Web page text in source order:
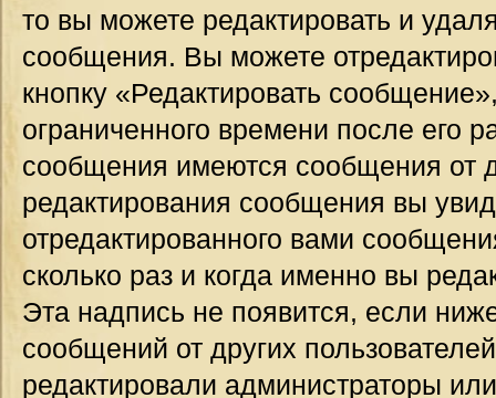
то вы можете редактировать и
сообщения. Вы можете
кнопку «Редактировать
ограниченного времени после его
сообщения имеются сообщения от
редактирования сообщения вы
отредактированного вами
сколько раз и когда именно вы
Эта надпись не появится, если
сообщений от других
редактировали администраторы